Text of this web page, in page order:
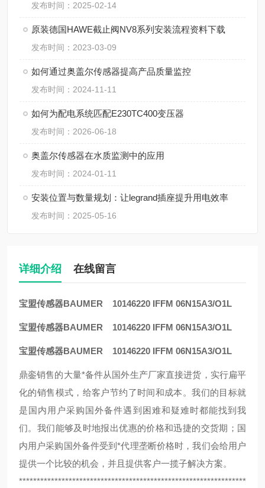
发布时间：2025-02-14
原装德国HAWE截止阀NV8系列安装流程资料下载
发布时间：2023-03-09
如何通过奥盖尔传感器提高产品质量监控
发布时间：2024-11-11
如何为配电系统匹配E230TC400变压器
发布时间：2026-06-18
奥盖尔传感器在水质监测中的应用
发布时间：2024-01-11
安装位置与数量规划：让legrand插座提升用电效率
发布时间：2025-05-16
详细介绍 在线留言
宝盟传感器BAUMER 10146220 IFFM 06N15A3/O1L
宝盟传感器BAUMER 10146220 IFFM 06N15A3/O1L
宝盟传感器BAUMER 10146220 IFFM 06N15A3/O1L
鼎銮销售的大量*备件从国外生产厂家直接进货，实行扁平
化的销售模式，给客户节约了时间和成本。我们的目标就
是国内用户采购国外备件遇到困难和疑难时都能找到我
们。我们能够及时地报出优惠的价格和迅捷的交货期；国
内用户采购国外备件受到*代理垄断价格时，我们会给用户
提供一个比较的机会，并且提供客户一揽子解决方案。
****************************************************************